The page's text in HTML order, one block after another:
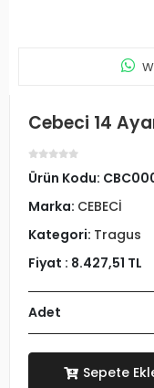
Cebeci 14
Ürün Kodu:
Marka: CEBECİ
Kategori: Tragus
Fiyat : 8.427,51 TL
Adet
Sepete